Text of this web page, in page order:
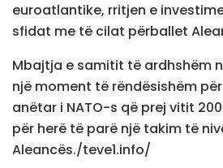
euroatlantike, rritjen e
sfidat me të cilat përballet
Mbajtja e samitit të ardhshëm
një moment të rëndësishëm
anëtar i NATO-s që prej vitit
për herë të parë një takim të
Aleancës./teve1.info/